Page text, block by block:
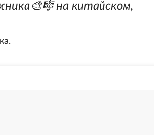
на китайском,